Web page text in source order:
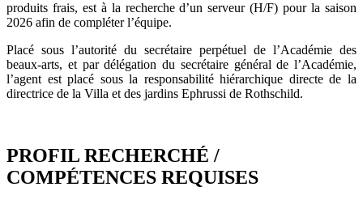
produits frais, est à la recherche d’un serveur (H/F) pour la saison
2026 afin de compléter l’équipe.
Placé sous l’autorité du secrétaire perpétuel de l’Académie des
beaux-arts, et par délégation du secrétaire général de l’Académie,
l’agent est placé sous la responsabilité hiérarchique directe de la
directrice de la Villa et des jardins Ephrussi de Rothschild.
PROFIL RECHERCHÉ /
COMPÉTENCES REQUISES